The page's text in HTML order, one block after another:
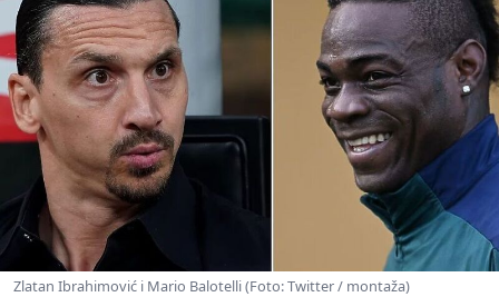
Zlatan Ibrahimović i Mario Balotelli (Foto: Twitter / montaža)